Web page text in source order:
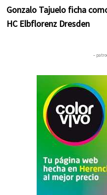
Gonzalo Tajuelo ficha
HC Elbflorenz Dresden
–